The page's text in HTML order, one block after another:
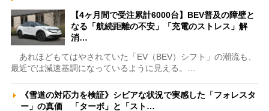
【4ヶ月間で受注累計6000台】BEV普及の障壁と
なる「航続距離の不安」「充電のストレス」解
消…
あれほどもてはやされていた「EV（BEV）シフト」の潮流も、
最近では減速基調になっているように見える。…
《雪道の対応力を検証》シビアな状況で実感した「フォレスタ
ー」の真価 「ターボ」と「スト…